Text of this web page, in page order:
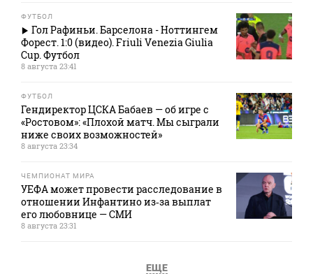
ФУТБОЛ
Гол Рафиньи. Барселона - Ноттингем
Форест. 1:0 (видео). Friuli Venezia Giulia
Cup. Футбол
8 августа 23:41
ФУТБОЛ
Гендиректор ЦСКА Бабаев — об игре с
«Ростовом»: «Плохой матч. Мы сыграли
ниже своих возможностей»
8 августа 23:34
ЧЕМПИОНАТ МИРА
УЕФА может провести расследование в
отношении Инфантино из‑за выплат
его любовнице — СМИ
8 августа 23:31
ЕЩЕ